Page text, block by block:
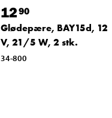
1290
Glødepære, BAY15d, 12
V, 21/5 W, 2 stk.
34-800